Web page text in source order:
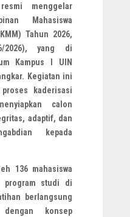
menggelar
Mahasiswa
Tahun 2026,
2026), yang di
Kampus I UIN
Kegiatan ini
kaderisasi
calon
adaptif, dan
kepada
136 mahasiswa
program studi di
berlangsung
konsep